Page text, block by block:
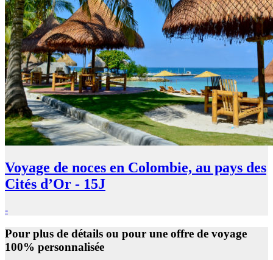
Voyage de noces en Colombie, au pays des
Cités d’Or - 15J
-
Pour plus de détails ou pour une offre de voyage
100% personnalisée